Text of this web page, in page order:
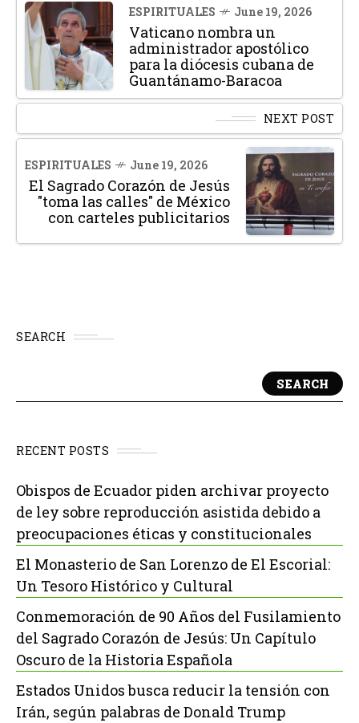
ESPIRITUALES June 19, 2026
Vaticano nombra un
administrador apostólico
para la diócesis cubana de
Guantánamo-Baracoa
NEXT POST
ESPIRITUALES June 19, 2026
El Sagrado Corazón de Jesús
"toma las calles" de México
con carteles publicitarios
SEARCH
SEARCH
RECENT POSTS
Obispos de Ecuador piden archivar proyecto
de ley sobre reproducción asistida debido a
preocupaciones éticas y constitucionales
El Monasterio de San Lorenzo de El Escorial:
Un Tesoro Histórico y Cultural
Conmemoración de 90 Años del Fusilamiento
del Sagrado Corazón de Jesús: Un Capítulo
Oscuro de la Historia Española
Estados Unidos busca reducir la tensión con
Irán, según palabras de Donald Trump